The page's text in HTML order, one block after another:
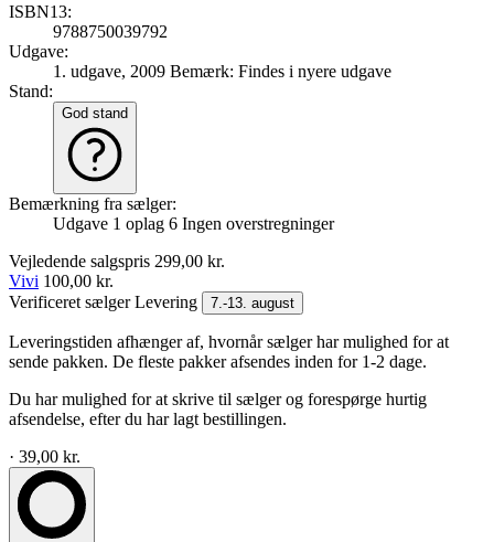
ISBN13:
9788750039792
Udgave:
1. udgave, 2009 Bemærk: Findes i nyere udgave
Stand:
God stand
Bemærkning fra sælger:
Udgave 1 oplag 6 Ingen overstregninger
Vejledende salgspris 299,00 kr.
Vivi 100,00 kr.
Verificeret sælgerLevering 7.-13. august
Leveringstiden afhænger af, hvornår sælger har mulighed for at
sende pakken. De fleste pakker afsendes inden for 1-2 dage.
Du har mulighed for at skrive til sælger og forespørge hurtig
afsendelse, efter du har lagt bestillingen.
· 39,00 kr.